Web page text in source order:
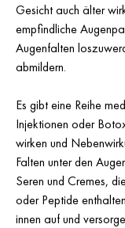
Gesicht auch älter
empfindliche
Augenfalten
abmildern.
Es gibt eine Reihe
Injektionen oder
wirken und
Falten unter den
Seren und Cremes,
oder Peptide
innen auf und